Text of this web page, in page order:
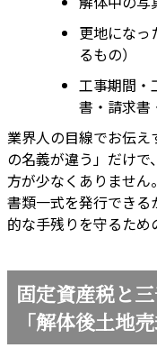
更地になっ
るもの）
工事期間・
書・請求書
業界人の目線でお伝
の名義が違う」だけ
方が少なくありませ
書類一式を発行でき
的な手残りを守るため
固定資産税と
「解体後土地